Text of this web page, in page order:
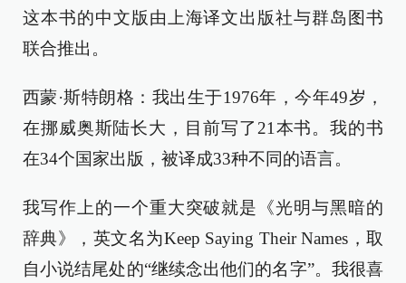
这本书的中文版由上海译文出版社与群岛图书
联合推出。
西蒙·斯特朗格：我出生于1976年，今年49岁，
在挪威奥斯陆长大，目前写了21本书。我的书
在34个国家出版，被译成33种不同的语言。
我写作上的一个重大突破就是《光明与黑暗的
辞典》，英文名为Keep Saying Their Names，取
自小说结尾处的“继续念出他们的名字”。我很喜